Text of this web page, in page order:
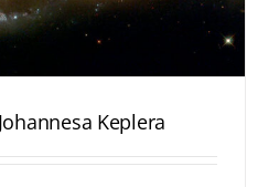
Keplera